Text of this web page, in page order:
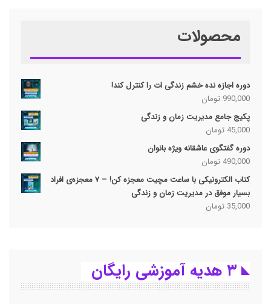
محصولات
دوره اجازه نده خشم زندگی ات را کنترل کند!
990,000 تومان
پکیج جامع مدیریت زمان و زندگی
45,000 تومان
دوره گفتگوی عاشقانه ویژه بانوان
490,000 تومان
کتاب الکترونیکی با ساعت مچیت معجزه کن! – ۷ معجزه‌ی افراد
بسیار موفق در مدیریت زمان و زندگی
35,000 تومان
۳ هدیه آموزشی رایگان